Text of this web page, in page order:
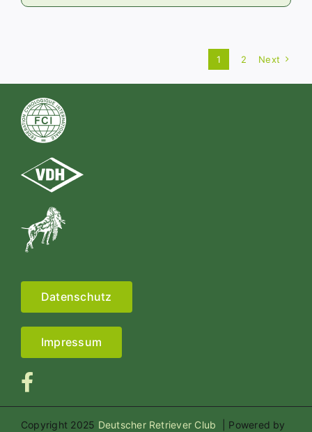
1 2 Next
Datenschutz
Impressum
Copyright 2025 Deutscher Retriever Club | Powered by